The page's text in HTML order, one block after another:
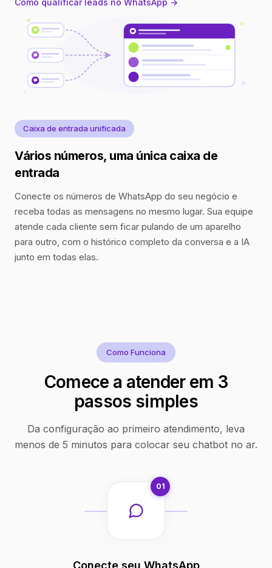
Como qualificar leads no WhatsApp →
Caixa de entrada unificada
Vários números, uma única caixa de
entrada
Conecte os números de WhatsApp do seu negócio e
receba todas as mensagens no mesmo lugar. Sua equipe
atende cada cliente sem ficar pulando de um aparelho
para outro, com o histórico completo da conversa e a IA
junto em todas elas.
Como Funciona
Comece a atender em 3
passos simples
Da configuração ao primeiro atendimento, leva
menos de 5 minutos para colocar seu chatbot no ar.
01
Conecte seu WhatsApp